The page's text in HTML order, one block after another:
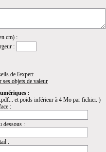
cm) :
:
de l'expert
objets de valeur
:
et poids inférieur à 4 Mo par fichier. )
:
dessous :
: